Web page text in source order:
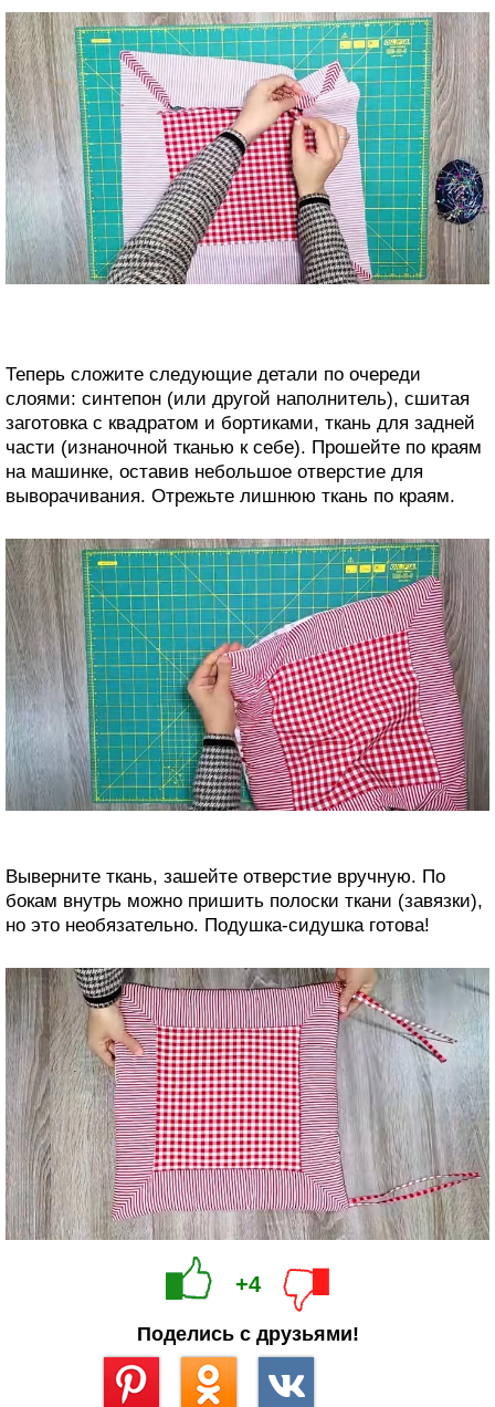
Теперь сложите следующие детали по очереди
слоями: синтепон (или другой наполнитель), сшитая
заготовка с квадратом и бортиками, ткань для задней
части (изнаночной тканью к себе). Прошейте по краям
на машинке, оставив небольшое отверстие для
выворачивания. Отрежьте лишнюю ткань по краям.
Выверните ткань, зашейте отверстие вручную. По
бокам внутрь можно пришить полоски ткани (завязки),
но это необязательно. Подушка-сидушка готова!
+4
Поделись с друзьями!